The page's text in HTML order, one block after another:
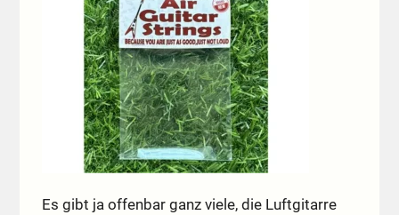
Es gibt ja offenbar ganz viele, die Luftgitarre